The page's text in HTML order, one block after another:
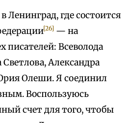
Ленинград, где состоится
[26] — на
писателей: Всеволода
Александра
Олеши. Я соединил
Воспользуюсь
счет для того, чтобы